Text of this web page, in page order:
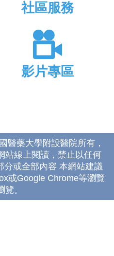
社區服務
影片專區
醫藥大學附設醫院所有，
站線上閱讀，禁止以任何
分或全部內容 本網站建議
或Google Chrome等瀏覽
覽。